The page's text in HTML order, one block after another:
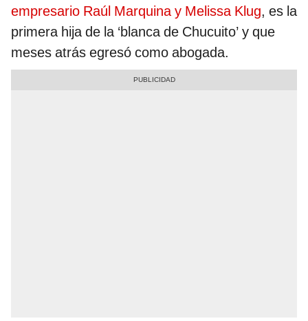
empresario Raúl Marquina y Melissa Klug, es la
primera hija de la ‘blanca de Chucuito’ y que
meses atrás egresó como abogada.